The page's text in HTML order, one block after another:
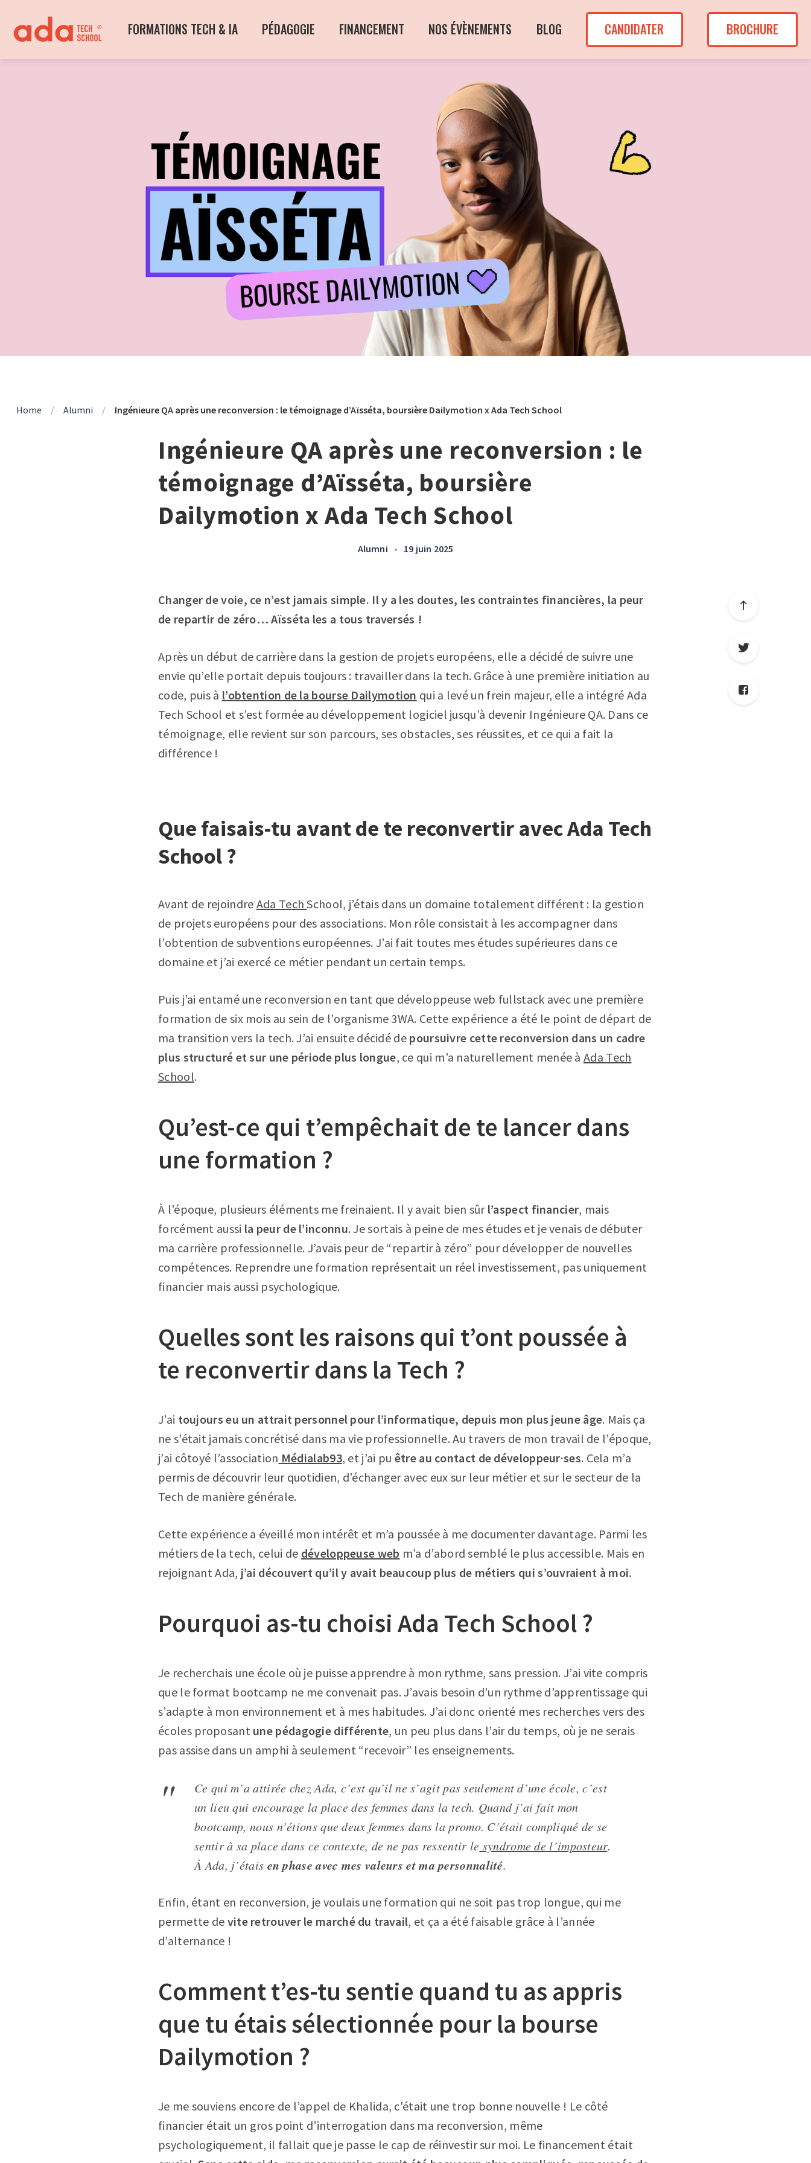
FORMATIONS TECH & IA PÉDAGOGIE FINANCEMENT NOS ÉVÈNEMENTS BLOG CANDIDATER BROCHURE
Home / Alumni / Ingénieure QA après une reconversion : le témoignage d’Aïsséta, boursière Dailymotion x Ada Tech School
Ingénieure QA après une reconversion : le
témoignage d’Aïsséta, boursière
Dailymotion x Ada Tech School
Alumni • 19 juin 2025
Changer de voie, ce n’est jamais simple. Il y a les doutes, les contraintes financières, la peur
de repartir de zéro… Aïsséta les a tous traversés !
Après un début de carrière dans la gestion de projets européens, elle a décidé de suivre une
envie qu’elle portait depuis toujours : travailler dans la tech. Grâce à une première initiation au
code, puis à l’obtention de la bourse Dailymotion qui a levé un frein majeur, elle a intégré Ada
Tech School et s’est formée au développement logiciel jusqu’à devenir Ingénieure QA. Dans ce
témoignage, elle revient sur son parcours, ses obstacles, ses réussites, et ce qui a fait la
différence !
Que faisais-tu avant de te reconvertir avec Ada Tech
School ?
Avant de rejoindre Ada TechSchool, j’étais dans un domaine totalement différent : la gestion
de projets européens pour des associations. Mon rôle consistait à les accompagner dans
l’obtention de subventions européennes. J’ai fait toutes mes études supérieures dans ce
domaine et j’ai exercé ce métier pendant un certain temps.
Puis j’ai entamé une reconversion en tant que développeuse web fullstack avec une première
formation de six mois au sein de l’organisme 3WA. Cette expérience a été le point de départ de
ma transition vers la tech. J’ai ensuite décidé de poursuivre cette reconversion dans un cadre
plus structuré et sur une période plus longue, ce qui m’a naturellement menée à Ada Tech
School.
Qu’est-ce qui t’empêchait de te lancer dans
une formation ?
À l’époque, plusieurs éléments me freinaient. Il y avait bien sûr l’aspect financier, mais
forcément aussi la peur de l’inconnu. Je sortais à peine de mes études et je venais de débuter
ma carrière professionnelle. J’avais peur de “repartir à zéro” pour développer de nouvelles
compétences. Reprendre une formation représentait un réel investissement, pas uniquement
financier mais aussi psychologique.
Quelles sont les raisons qui t’ont poussée à
te reconvertir dans la Tech ?
J’ai toujours eu un attrait personnel pour l’informatique, depuis mon plus jeune âge. Mais ça
ne s’était jamais concrétisé dans ma vie professionnelle. Au travers de mon travail de l’époque,
j’ai côtoyé l’association Médialab93, et j’ai pu être au contact de développeur·ses. Cela m’a
permis de découvrir leur quotidien, d’échanger avec eux sur leur métier et sur le secteur de la
Tech de manière générale.
Cette expérience a éveillé mon intérêt et m’a poussée à me documenter davantage. Parmi les
métiers de la tech, celui de développeuse web m’a d’abord semblé le plus accessible. Mais en
rejoignant Ada, j’ai découvert qu’il y avait beaucoup plus de métiers qui s’ouvraient à moi.
Pourquoi as-tu choisi Ada Tech School ?
Je recherchais une école où je puisse apprendre à mon rythme, sans pression. J’ai vite compris
que le format bootcamp ne me convenait pas. J’avais besoin d’un rythme d’apprentissage qui
s’adapte à mon environnement et à mes habitudes. J’ai donc orienté mes recherches vers des
écoles proposant une pédagogie différente, un peu plus dans l’air du temps, où je ne serais
pas assise dans un amphi à seulement “recevoir” les enseignements.
Ce qui m’a attirée chez Ada, c’est qu’il ne s’agit pas seulement d’une école, c’est
un lieu qui encourage la place des femmes dans la tech. Quand j’ai fait mon
bootcamp, nous n’étions que deux femmes dans la promo. C’était compliqué de se
sentir à sa place dans ce contexte, de ne pas ressentir le syndrome de l’imposteur.
À Ada, j’étais en phase avec mes valeurs et ma personnalité.
Enfin, étant en reconversion, je voulais une formation qui ne soit pas trop longue, qui me
permette de vite retrouver le marché du travail, et ça a été faisable grâce à l’année
d’alternance !
Comment t’es-tu sentie quand tu as appris
que tu étais sélectionnée pour la bourse
Dailymotion ?
Je me souviens encore de l’appel de Khalida, c'était une trop bonne nouvelle ! Le côté
financier était un gros point d’interrogation dans ma reconversion, même
psychologiquement, il fallait que je passe le cap de réinvestir sur moi. Le financement était